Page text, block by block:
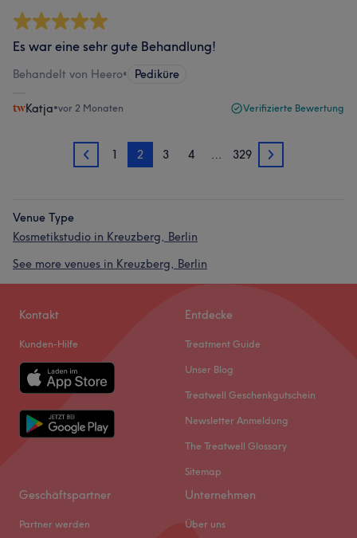
Es war eine sehr gute Behandlung!
Behandelt von Heero• Pediküre
Katja•vor 2 Monaten Verifizierte Bewertung
1 1 2 3 4 … 329 3
Venue Type
Kosmetikstudio in Kreuzberg, Berlin
See more venues in Kreuzberg, Berlin
Kontakt
Kunden-Hilfe
Entdecke
Treatment Guide
Unser Blog
Treatwell Geschenkgutschein
Newsletter Anmeldung
The Treatwell Glossary
Sitemap
Geschäftspartner
Partner werden
Unternehmen
Über uns